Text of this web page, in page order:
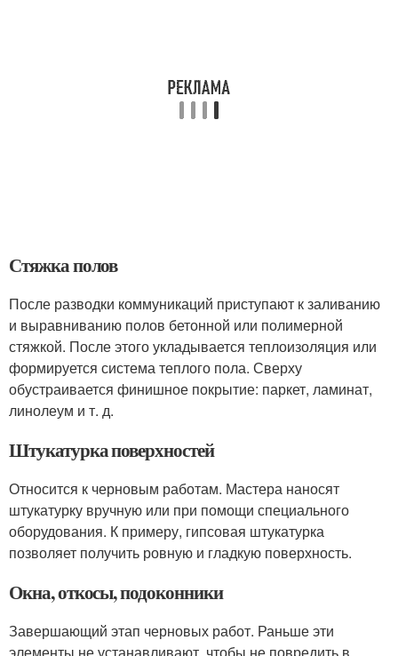
Стяжка полов
После разводки коммуникаций приступают к заливанию
и выравниванию полов бетонной или полимерной
стяжкой. После этого укладывается теплоизоляция или
формируется система теплого пола. Сверху
обустраивается финишное покрытие: паркет, ламинат,
линолеум и т. д.
Штукатурка поверхностей
Относится к черновым работам. Мастера наносят
штукатурку вручную или при помощи специального
оборудования. К примеру, гипсовая штукатурка
позволяет получить ровную и гладкую поверхность.
Окна, откосы, подоконники
Завершающий этап черновых работ. Раньше эти